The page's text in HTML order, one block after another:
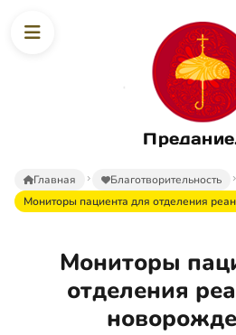
Главная Благотворительность
Мониторы пациента для отделения
Мониторы
отделения